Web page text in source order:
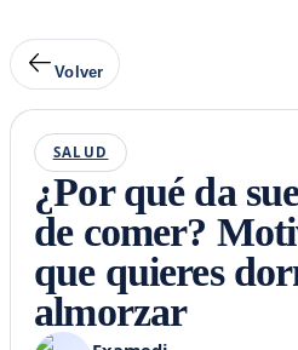
Volver
SALUD
¿Por qué da
de comer?
que quieres
almorzar